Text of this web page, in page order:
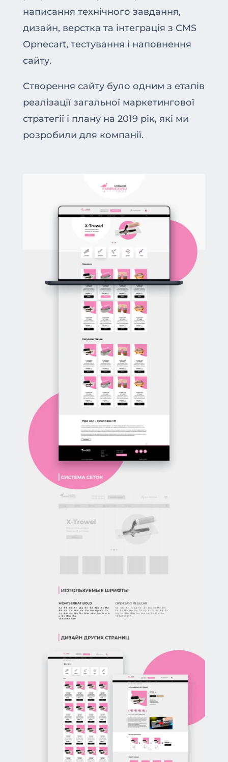
написання технічного завдання,
дизайн, верстка та інтеграція з CMS
Opnecart, тестування і наповнення
сайту.
Створення сайту було одним з етапів
реалізації загальної маркетингової
стратегії і плану на 2019 рік, які ми
розробили для компанії.